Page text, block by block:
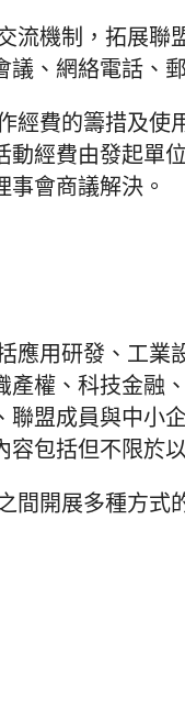
流機制，拓展聯
議、網絡電話、
經費的籌措及
動經費由發起單
會商議解決。
應用研發、工
產權、科技金融
聯盟成員與中小
包括但不限於
間開展多種方式